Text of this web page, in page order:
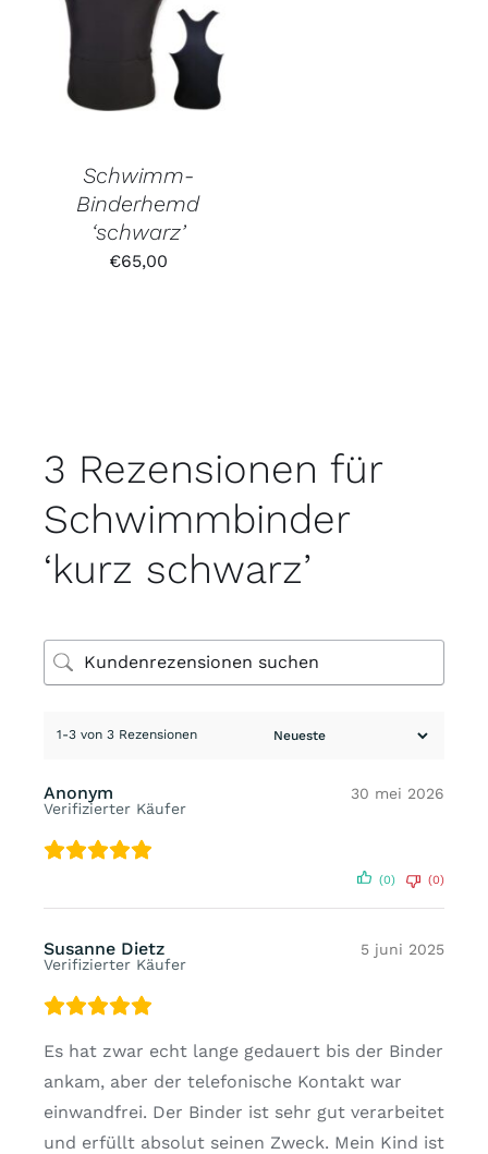
Bewertet
von 5
Schwimm-
Binderhemd
‘schwarz’
€65,00
3 Rezensionen für
Schwimmbinder
‘kurz schwarz’
1-3 von 3 Rezensionen
Anonym
Verifizierter Käufer
30 mei 2026
(0) (0)
Susanne Dietz
Verifizierter Käufer
5 juni 2025
Es hat zwar echt lange gedauert bis der Binder
ankam, aber der telefonische Kontakt war
einwandfrei. Der Binder ist sehr gut verarbeitet
und erfüllt absolut seinen Zweck. Mein Kind ist